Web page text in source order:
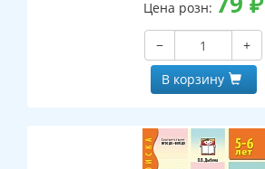
Цена розн:
−
+
В корзину